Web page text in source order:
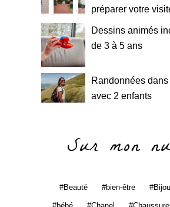
préparer votre
Dessins animés
de 3 à 5 ans
Randonnées
avec 2 enfants
Sur mon
Beauté bien-être